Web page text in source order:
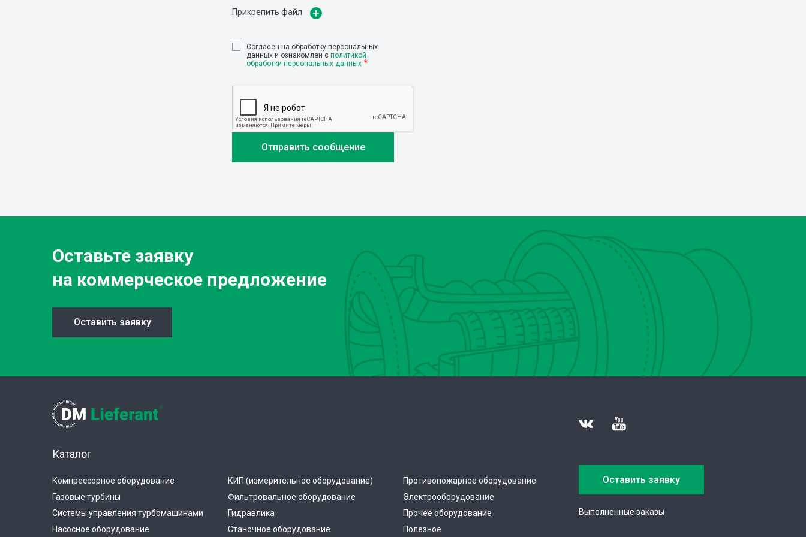
Прикрепить файл
Cогласен на обработку персональных
данных и ознакомлен с политикой
обработки персональных данных
Оставьте заявку
на коммерческое предложение
Оставить заявку
Каталог
Компрессорное оборудование
Газовые турбины
Системы управления турбомашинами
Насосное оборудование
КИП (измерительное оборудование)
Фильтровальное оборудование
Гидравлика
Станочное оборудование
Противопожарное оборудование
Электрооборудование
Прочее оборудование
Полезное
Оставить заявку
Выполненные заказы